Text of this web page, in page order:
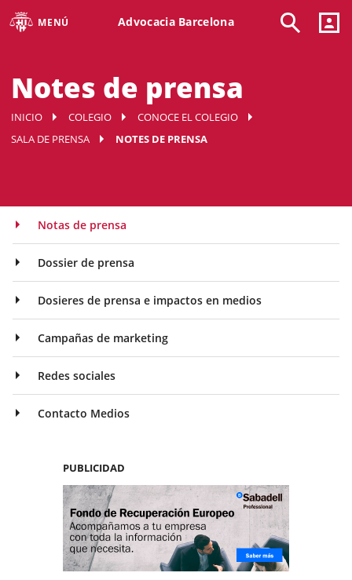
MENÚ Advocacia Barcelona
Notes de prensa
INICIO COLEGIO
CONOCE EL COLEGIO
SALA DE PRENSA
NOTES DE PRENSA
Notas de prensa
Dossier de prensa
Dosieres de prensa e impactos en medios
Campañas de marketing
Redes sociales
Contacto Medios
PUBLICIDAD